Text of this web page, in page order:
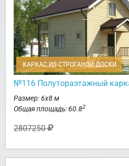
КАРКАС ИЗ СТРОГАНОЙ ДОСКИ
№116 Полутораэтажный
Размер: 6х8 м
Общая площадь: 60.82
2807250